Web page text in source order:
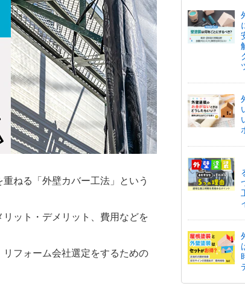
ねる「外壁カバー工法」という
ット・デメリット、費用などを
フォーム会社選定をするための